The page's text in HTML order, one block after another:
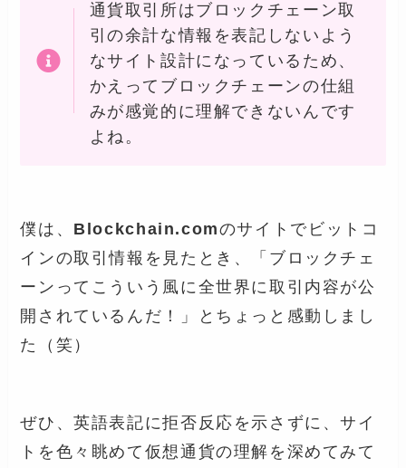
通貨取引所はブロックチェーン取
引の余計な情報を表記しないよう
なサイト設計になっているため、
かえってブロックチェーンの仕組
みが感覚的に理解できないんです
よね。
僕は、 Blockchain.comのサイトでビットコ
インの取引情報を見たとき、「ブロックチェ
ーンってこういう風に全世界に取引内容が公
開されているんだ！」とちょっと感動しまし
た（笑）
ぜひ、英語表記に拒否反応を示さずに、サイ
トを色々眺めて仮想通貨の理解を深めてみて